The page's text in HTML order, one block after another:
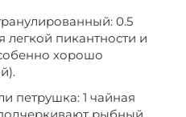
0.5
легкой пикантности и
хорошо
петрушка: 1 чайная
рыбный